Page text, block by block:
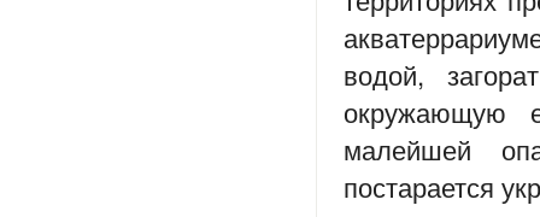
водой,
окружающую
малейшей
постарается